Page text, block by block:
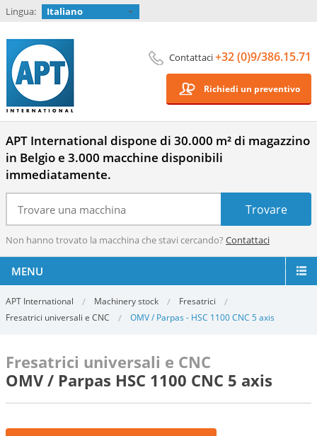
Lingua: Italiano
Contattaci+32 (0)9/386.15.71
Richiedi un preventivo
APT International dispone di 30.000 m² di magazzino
in Belgio e 3.000 macchine disponibili
immediatamente.
Non hanno trovato la macchina che stavi cercando? Contattaci
MENU
APT International Machinery stock
Fresatrici
Fresatrici universali e CNC
OMV / Parpas - HSC 1100 CNC 5 axis
Fresatrici universali e CNC
OMV / Parpas HSC 1100 CNC 5 axis